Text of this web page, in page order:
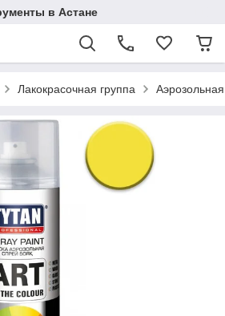
в Астане
Лакокрасочная группа